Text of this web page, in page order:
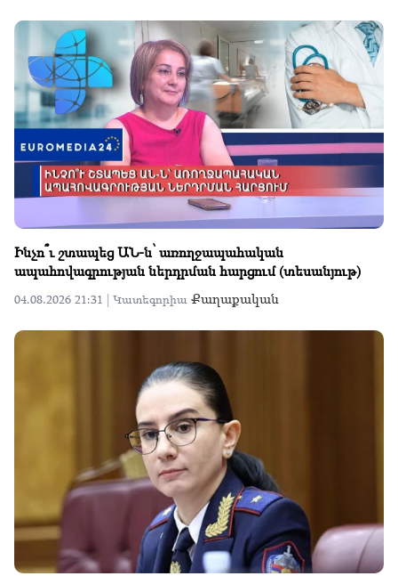
Ինչո՞ւ շտապեց ԱՆ-ն՝ առողջապահական
ապահովագրության ներդրման հարցում (տեսանյութ)
04.08.2026 21:31 | Կատեգորիա Քաղաքական